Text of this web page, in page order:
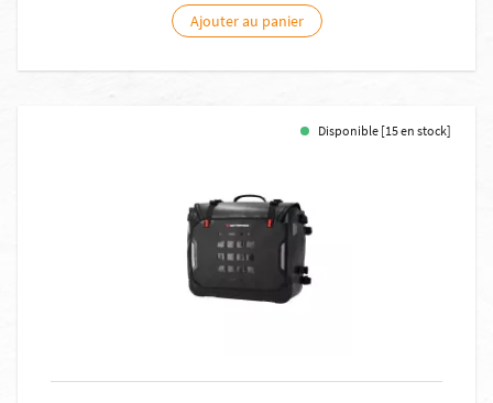
Ajouter au panier
Disponible [15 en stock]